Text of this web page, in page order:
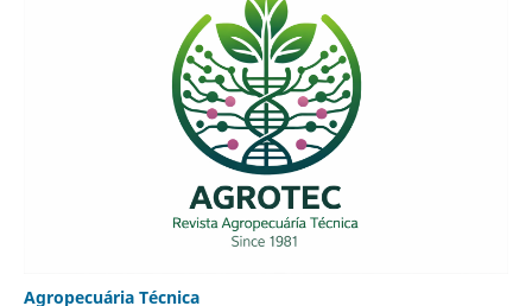
Agropecuária Técnica